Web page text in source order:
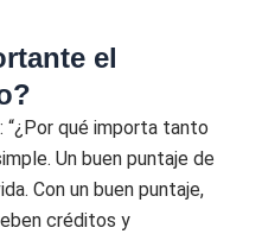
el
“¿Por qué importa tanto
Un buen puntaje de
Con un buen puntaje,
créditos y